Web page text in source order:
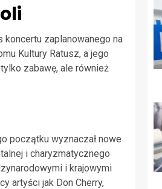
zaplanowanego na
Kultury Ratusz, a jego
zabawę, ale również
początku wyznaczał nowe
i charyzmatycznego
i krajowymi
artyści jak Don Cherry,